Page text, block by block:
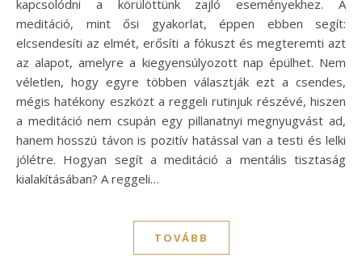
kapcsolódni a körülöttünk zajló eseményekhez. A
meditáció, mint ősi gyakorlat, éppen ebben segít:
elcsendesíti az elmét, erősíti a fókuszt és megteremti azt
az alapot, amelyre a kiegyensúlyozott nap épülhet. Nem
véletlen, hogy egyre többen választják ezt a csendes,
mégis hatékony eszközt a reggeli rutinjuk részévé, hiszen
a meditáció nem csupán egy pillanatnyi megnyugvást ad,
hanem hosszú távon is pozitív hatással van a testi és lelki
jólétre. Hogyan segít a meditáció a mentális tisztaság
kialakításában? A reggeli…
TOVÁBB